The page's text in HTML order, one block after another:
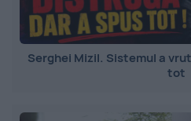
Serghei Mizil. Sistemul a
tot